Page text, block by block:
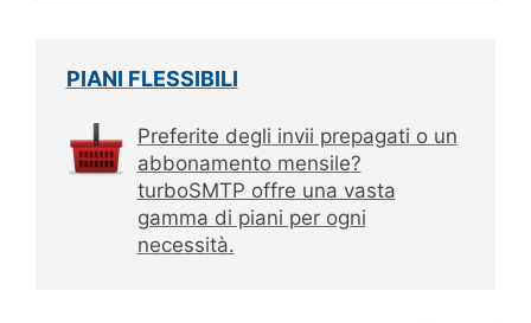
PIANI FLESSIBILI
Preferite degli invii prepagati o un
abbonamento mensile?
turboSMTP offre una vasta
gamma di piani per ogni
necessità.